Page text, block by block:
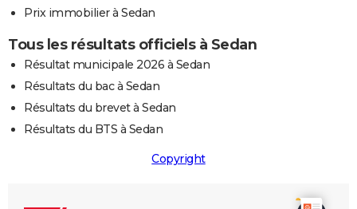
Prix immobilier à Sedan
Tous les résultats officiels à Sedan
Résultat municipale 2026 à Sedan
Résultats du bac à Sedan
Résultats du brevet à Sedan
Résultats du BTS à Sedan
Copyright